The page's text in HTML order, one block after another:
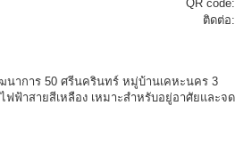
QR code:
ติดต่อ:
นาการ 50 ศรีนครินทร์ หมู่บ้านเคหะนคร 3
ฟ้าสายสีเหลือง เหมาะสำหรับอยู่อาศัยและจด